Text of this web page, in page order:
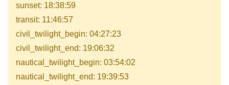
sunset: 18:38:59
transit: 11:46:57
civil_twilight_begin: 04:27:23
civil_twilight_end: 19:06:32
nautical_twilight_begin: 03:54:02
nautical_twilight_end: 19:39:53